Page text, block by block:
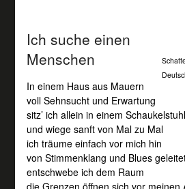
Ich suche einen
Menschen
In einem Haus aus Mauern
voll Sehnsucht und Erwartung
sitz’ ich allein in einem Schaukelstuhl
und wiege sanft von Mal zu Mal
ich träume einfach vor mich hin
von Stimmenklang und Blues
entschwebe ich dem Raum
die Grenzen öffnen sich vor meinen